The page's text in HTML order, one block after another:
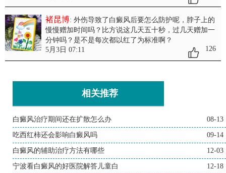
褚昆博: 外伤导致了白癜风后要怎么防护呢 ，脖子上的
慢慢赠加时间吗？比方说这几天五十秒，过几天赠加一
分钟吗？是不是每次都以红了为标准啊？
5月3日 07:11
126
相关推荐
白癜风治疗期间还在扩散怎么办 08-13
吃西红柿还会影响白癜风吗 09-14
白癜风的辅助治疗方法有哪些 12-03
宁波看白癜风的好医院解答儿童白 12-18